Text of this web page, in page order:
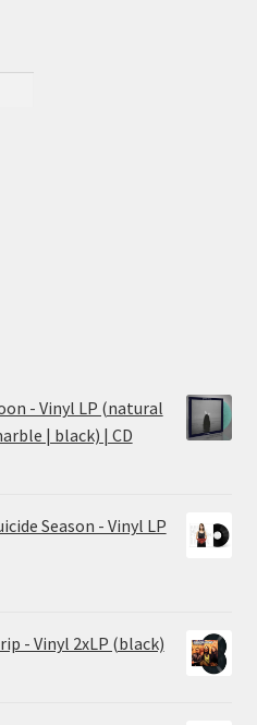
- Vinyl LP (natural
| black) | CD
Season - Vinyl LP
- Vinyl 2xLP (black)